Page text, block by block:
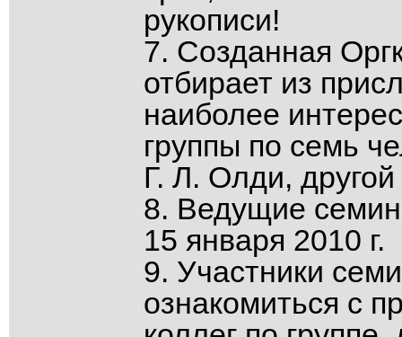
рукописи!
7. Созданная
отбирает из
наиболее
группы по семь
Г. Л. Олди,
8. Ведущие
15 января 2010 г.
9. Участники
ознакомиться с